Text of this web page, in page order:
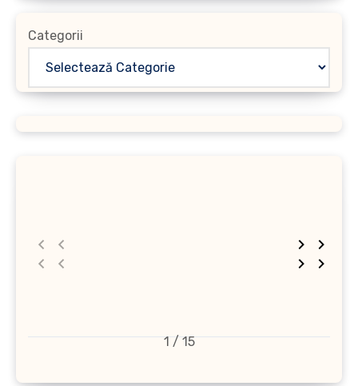
Categorii
1 / 15